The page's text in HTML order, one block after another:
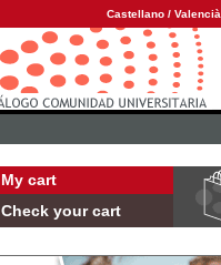
Castellano / Valencià
My cart
Check your cart